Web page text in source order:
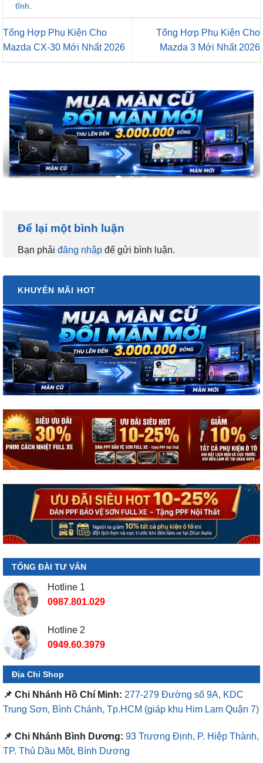
tĩnh
Tổng Hợp Phụ Kiện Cho
Mazda CX-30 Mới Nhất 2026
Tổng Hợp Phụ Kiện Cho
Mazda 3 Mới Nhất 2026
Để lại một bình luận
Bạn phải đăng nhập để gửi bình luận.
KHUYẾN MÃI HOT
TỔNG ĐÀI TƯ VẤN
Hotline 1
0987.801.029
Hotline 2
0949.60.3979
Địa Chỉ Shop
📌 Chi Nhánh Hồ Chí Minh: 277-279 Đường số 9A, KDC
Trung Sơn, Bình Chánh, Tp.HCM (giáp khu Him Lam Quận 7)
📌 Chi Nhánh Bình Dương: 93 Trương Định, P. Hiệp Thành,
TP. Thủ Dầu Một, Bình Dương